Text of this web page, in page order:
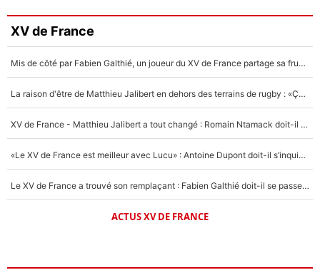
XV de France
Mis de côté par Fabien Galthié, un joueur du XV de France partage sa frustration : «ils ne me l’ont pas dit tout de suite»
La raison d'être de Matthieu Jalibert en dehors des terrains de rugby : «Ça m'atteint autant que si tu touches à un membre de ma famille»
XV de France - Matthieu Jalibert a tout changé : Romain Ntamack doit-il s’inquiéter pour sa place à un an de la Coupe du monde ?
«Le XV de France est meilleur avec Lucu» : Antoine Dupont doit-il s’inquiéter pour sa place ?
Le XV de France a trouvé son remplaçant : Fabien Galthié doit-il se passer d'Antoine Dupont ?
ACTUS XV DE FRANCE